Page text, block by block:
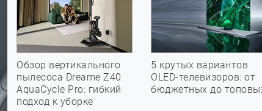
Обзор вертикального
пылесоса Dreame Z40
AquaCycle Pro: гибкий
подход к уборке
5 крутых вариантов
OLED-телевизоров: от
бюджетных до